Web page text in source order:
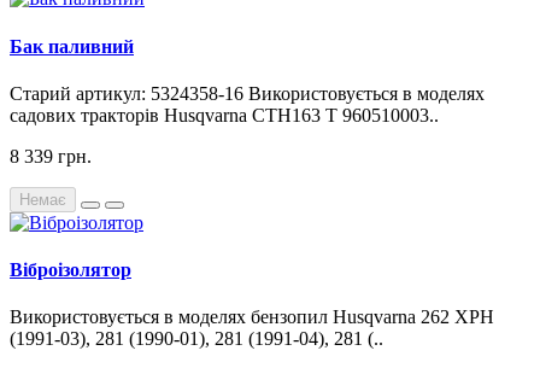
Бак паливний
Старий артикул: 5324358-16 Використовується в моделях
садових тракторів Husqvarna CTH163 T 960510003..
8 339 грн.
Немає
Віброізолятор
Використовується в моделях бензопил Husqvarna 262 XPH
(1991-03), 281 (1990-01), 281 (1991-04), 281 (..